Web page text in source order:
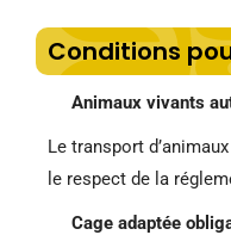
Conditions
Animaux vivants
Le transport
le respect de la
Cage adaptée